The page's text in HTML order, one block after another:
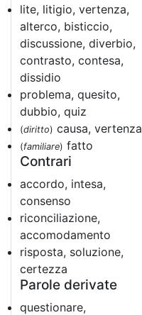
lite, litigio, vertenza,
alterco, bisticcio,
discussione, diverbio,
contrasto, contesa,
dissidio
problema, quesito,
dubbio, quiz
(diritto) causa, vertenza
(familiare) fatto
Contrari
accordo, intesa,
consenso
riconciliazione,
accomodamento
risposta, soluzione,
certezza
Parole derivate
questionare,